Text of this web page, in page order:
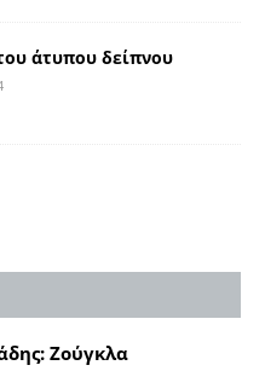
άτυπου δείπνου
Ζούγκλα